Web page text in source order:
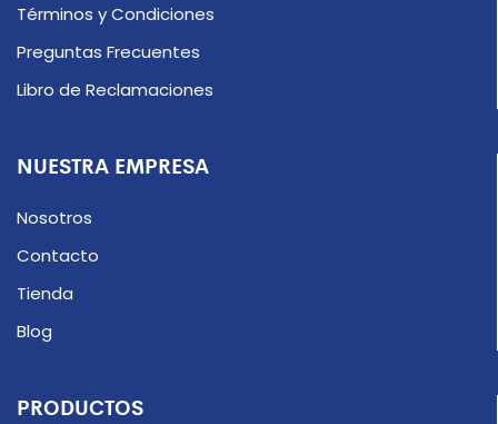
Términos y Condiciones
Preguntas Frecuentes
Libro de Reclamaciones
NUESTRA EMPRESA
Nosotros
Contacto
Tienda
Blog
PRODUCTOS